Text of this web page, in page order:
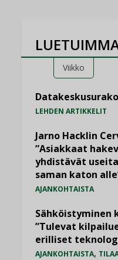
Viikko
LEHDEN ARTIKKELIT
Jarno Hacklin
”Asiakkaat
yhdistävät
saman katon
AJANKOHTAISTA
Sähköistyminen
”Tulevat
erilliset
AJANKOHTAISTA,